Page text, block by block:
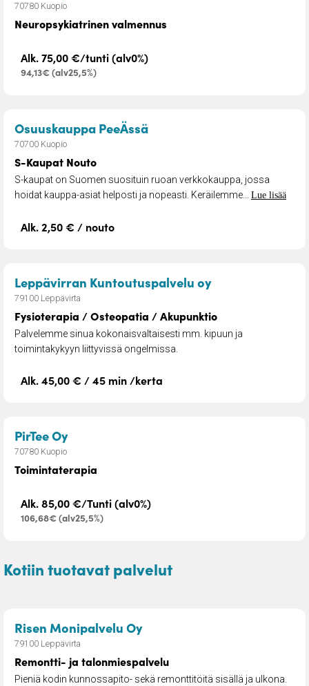
70780 Kuopio
Neuropsykiatrinen valmennus
Alk. 75,00 €/tunti (alv0%)
94,13€ (alv25,5%)
Osuuskauppa PeeÄssä– S-Kaupat Nouto
70700 Kuopio
S-Kaupat Nouto
S-kaupat on Suomen suosituin ruoan verkkokauppa, jossa
hoidat kauppa-asiat helposti ja nopeasti. Keräilemme... Lue lisää
Alk. 2,50 € / nouto
Leppävirran Kuntoutuspalvelu oy– Fysioterapia
79100 Leppävirta
Fysioterapia / Osteopatia / Akupunktio
Palvelemme sinua kokonaisvaltaisesti mm. kipuun ja
toimintakykyyn liittyvissä ongelmissa.
Alk. 45,00 € / 45 min /kerta
PirTee Oy– Toimintaterapia
70780 Kuopio
Toimintaterapia
Alk. 85,00 €/Tunti (alv0%)
106,68€ (alv25,5%)
Kotiin tuotavat palvelut
Risen Monipalvelu Oy– Remontti- ja
79100 Leppävirta
Remontti- ja talonmiespalvelu
Pieniä kodin kunnossapito- sekä remonttitöitä sisällä ja ulkona.